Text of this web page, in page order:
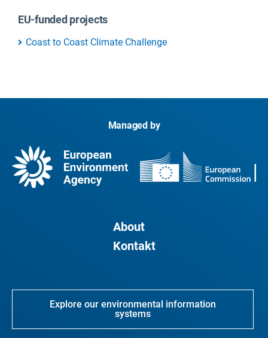
EU-funded projects
Coast to Coast Climate Challenge
Managed by
About
Kontakt
Explore our environmental information
systems